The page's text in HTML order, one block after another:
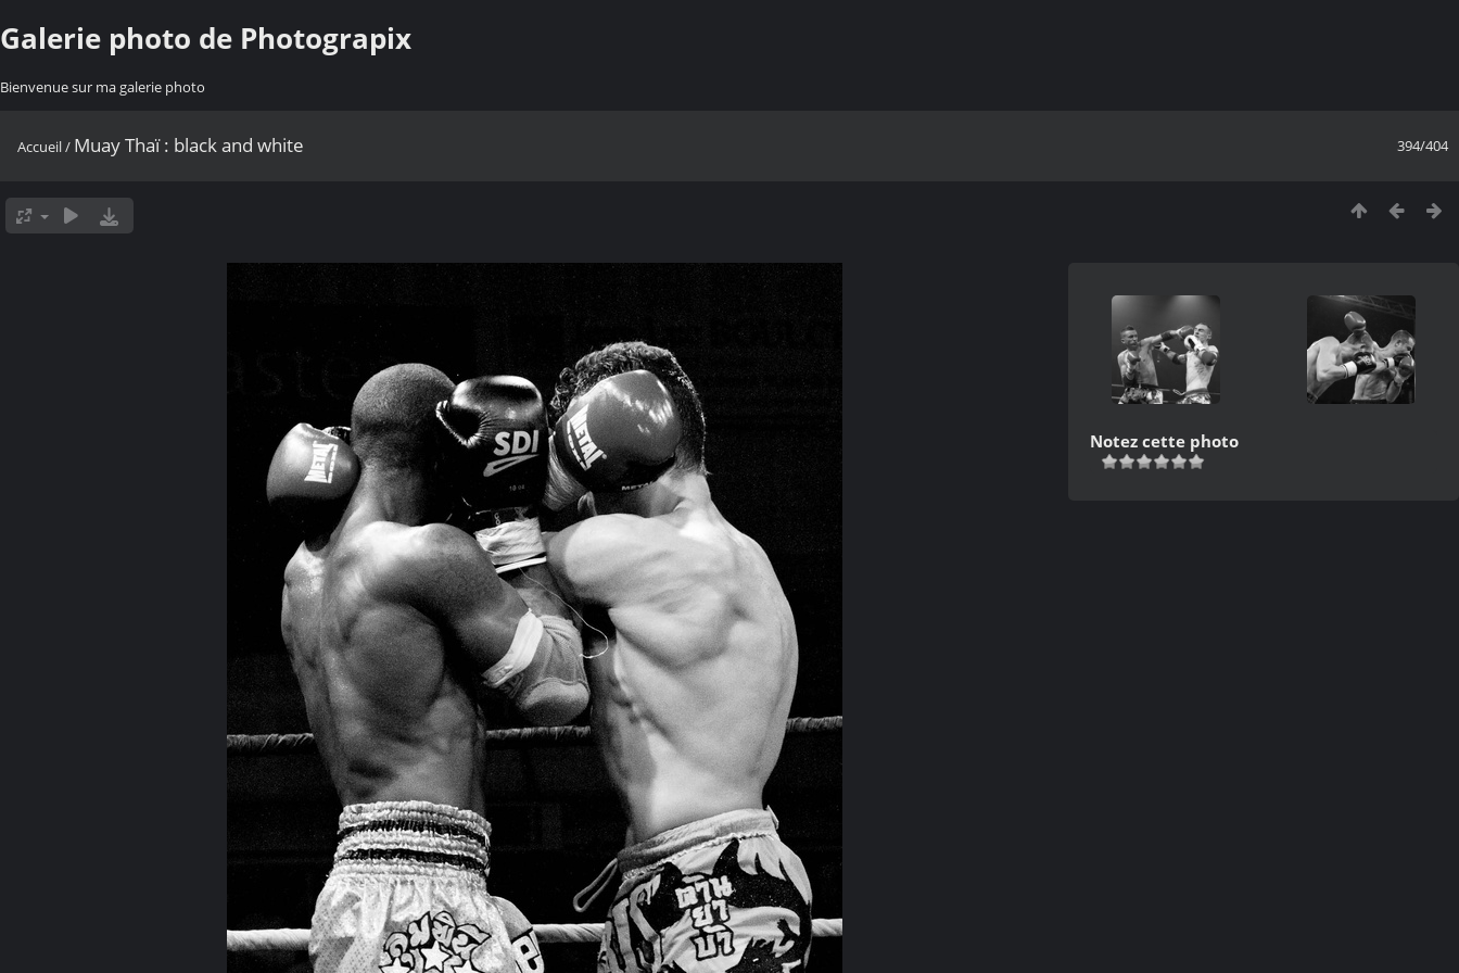
Galerie photo de Photograpix
Bienvenue sur ma galerie photo
394/404
Accueil/ Muay Thaï : black and white
Notez cette photo